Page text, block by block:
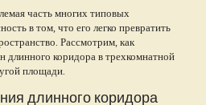
часть многих типовых
в том, что его легко превратить
Рассмотрим, как
длинного коридора в трехкомнатной
площади.
длинного коридора